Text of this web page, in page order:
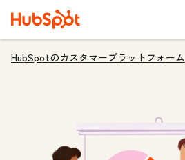
HubSpotのカスタマープラットフォーム